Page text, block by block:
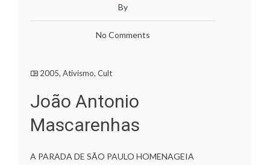
By
No Comments
2005, Ativismo, Cult
João Antonio
Mascarenhas
A PARADA DE SÃO PAULO HOMENAGEIA